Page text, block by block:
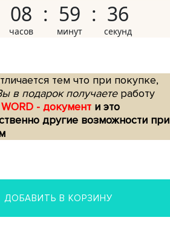
08 59 35
тем что при покупке,
в подарок получаетеработу
- документ и это
другие возможности при
ДОБАВИТЬ В КОРЗИНУ